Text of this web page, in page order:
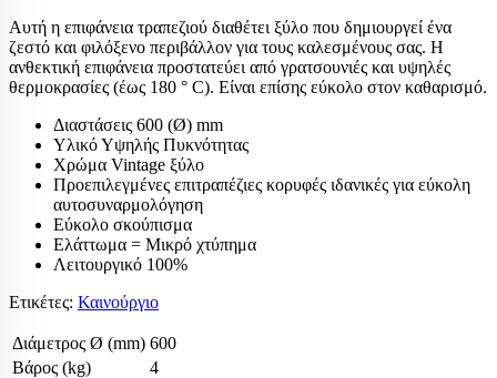
Αυτή η επιφάνεια τραπεζιού διαθέτει ξύλο που δημιουργεί ένα
ζεστό και φιλόξενο περιβάλλον για τους καλεσμένους σας. Η
ανθεκτική επιφάνεια προστατεύει από γρατσουνιές και υψηλές
θερμοκρασίες (έως 180 ° C). Είναι επίσης εύκολο στον καθαρισμό.
Διαστάσεις 600 (Ø) mm
Υλικό Υψηλής Πυκνότητας
Χρώμα Vintage ξύλο
Προεπιλεγμένες επιτραπέζιες κορυφές ιδανικές για εύκολη
αυτοσυναρμολόγηση
Εύκολο σκούπισμα
Ελάττωμα = Μικρό χτύπημα
Λειτουργικό 100%
Ετικέτες: Καινούργιο
Διάμετρος Ø (mm) 600
Βάρος (kg)
4